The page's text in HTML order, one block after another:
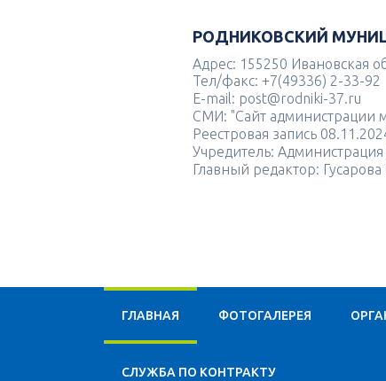
РОДНИКОВСКИЙ
Адрес: 155250 Ивановская
Тел/факс: +7(49336) 2-33-92
E-mail: post@rodniki-37.ru
СМИ: "Сайт администрации
Реестровая запись
Учредитель:
Главный редактор:
ГЛАВНАЯ ФОТОГАЛЕРЕЯ
CЛУЖБА ПО КОНТРАКТУ